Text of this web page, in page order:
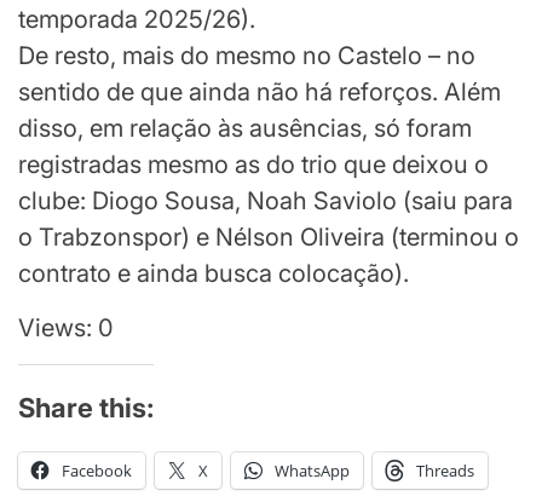
temporada 2025/26).
De resto, mais do mesmo no Castelo – no
sentido de que ainda não há reforços. Além
disso, em relação às ausências, só foram
registradas mesmo as do trio que deixou o
clube: Diogo Sousa, Noah Saviolo (saiu para
o Trabzonspor) e Nélson Oliveira (terminou o
contrato e ainda busca colocação).
Views: 0
Share this:
Facebook X WhatsApp Threads